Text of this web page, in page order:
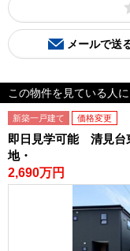
メールで送
この物件を見ている人
新築一戸建て 価格変更
即日見学可能 清見台
地・
2,690万円